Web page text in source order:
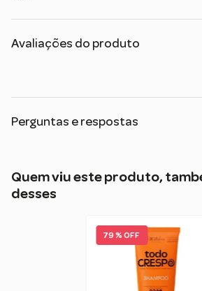
Avaliações do produto
Perguntas e respostas
Quem viu este produto,
desses
79 % OFF